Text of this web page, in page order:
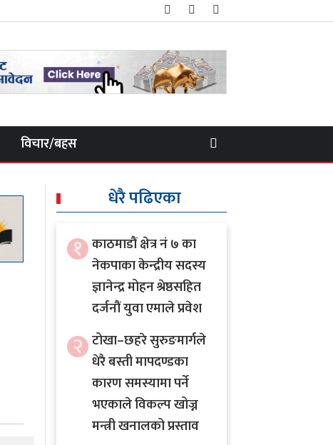
विचार/बहस
धेरै पढिएका
१ काठमाडौं क्षेत्र नं ७ का
नेकपाका केन्द्रीय सदस्य
ज्ञानेन्द्र मोहन श्रेष्ठसहित
दर्जनौं युवा एमाले प्रवेश
२ टोखा–छहरे सुरुङमार्गले
धेरै बस्ती मापदण्डका
कारण समस्यामा पर्ने
भएकाले विकल्प खोज्न
मन्त्री खनालको प्रस्ताव